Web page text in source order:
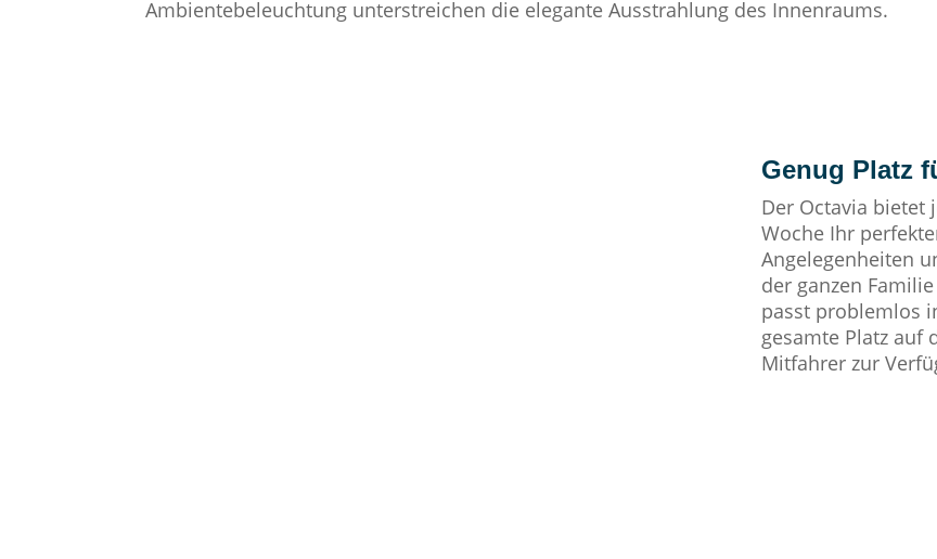
Ambientebeleuchtung unterstreichen die elegante Ausstrahlung des Innenraums.
Genug Platz
Der Octavia bietet
Woche Ihr
Angelegenheiten
der ganzen
passt problemlos
gesamte Platz auf
Mitfahrer zur